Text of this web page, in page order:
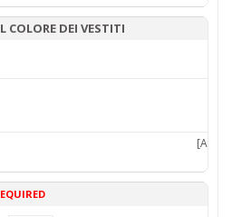
COLORE DEI VESTITI
[Add